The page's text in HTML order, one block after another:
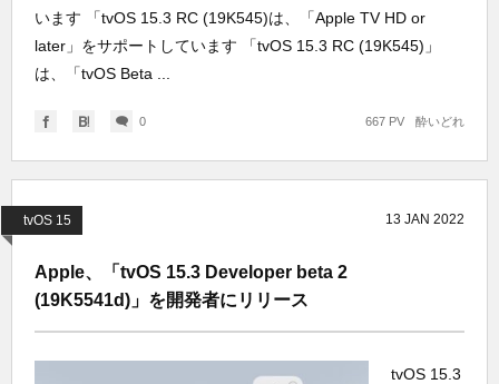
います 「tvOS 15.3 RC (19K545)は、「Apple TV HD or
later」をサポートしています 「tvOS 15.3 RC (19K545)」
は、「tvOS Beta ...
0 酔いどれ
667 PV
tvOS 15 13 JAN 2022
Apple、「tvOS 15.3 Developer beta 2
(19K5541d)」を開発者にリリース
tvOS 15.3